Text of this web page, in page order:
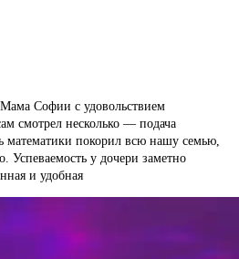
Софии с удовольствием
смотрел несколько — подача
математики покорил всю нашу семью,
Успеваемость у дочери заметно
и удобная